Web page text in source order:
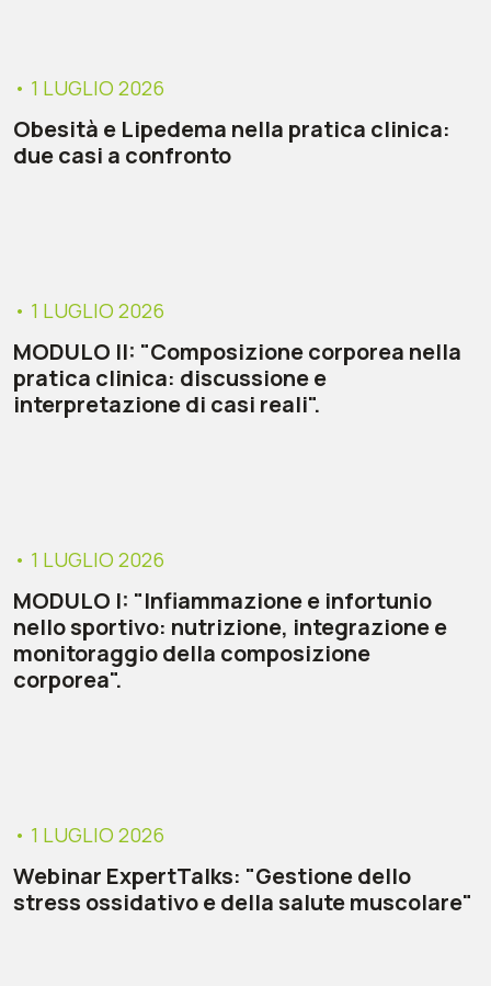
• 1 LUGLIO 2026
Obesità e Lipedema nella pratica clinica:
due casi a confronto
• 1 LUGLIO 2026
MODULO II: "Composizione corporea nella
pratica clinica: discussione e
interpretazione di casi reali".
• 1 LUGLIO 2026
MODULO I: "Infiammazione e infortunio
nello sportivo: nutrizione, integrazione e
monitoraggio della composizione
corporea".
• 1 LUGLIO 2026
Webinar ExpertTalks: "Gestione dello
stress ossidativo e della salute muscolare"